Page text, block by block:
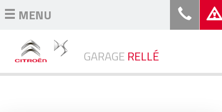
GARAGE RELLÉ
MENU